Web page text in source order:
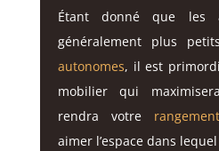
Étant donné que les
généralement plus
autonomes, il est
mobilier qui
rendra votre
aimer l’espace dans